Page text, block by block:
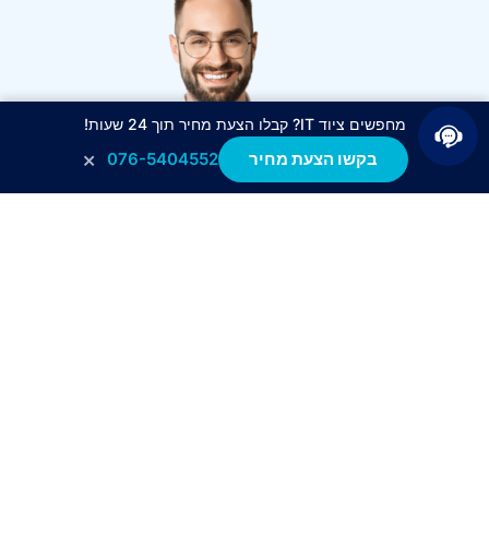
מחפשים ציוד IT? קבלו הצעת מחיר תוך 24 שעות!
בקשו הצעת מחיר 076-5404552
×